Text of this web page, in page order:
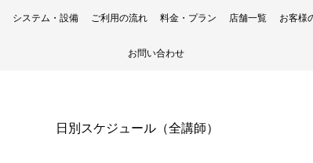
システム・設備 ご利用の流れ 料金・プラン 店舗一覧 お客様
お問い合わせ
日別スケジュール（全講師）